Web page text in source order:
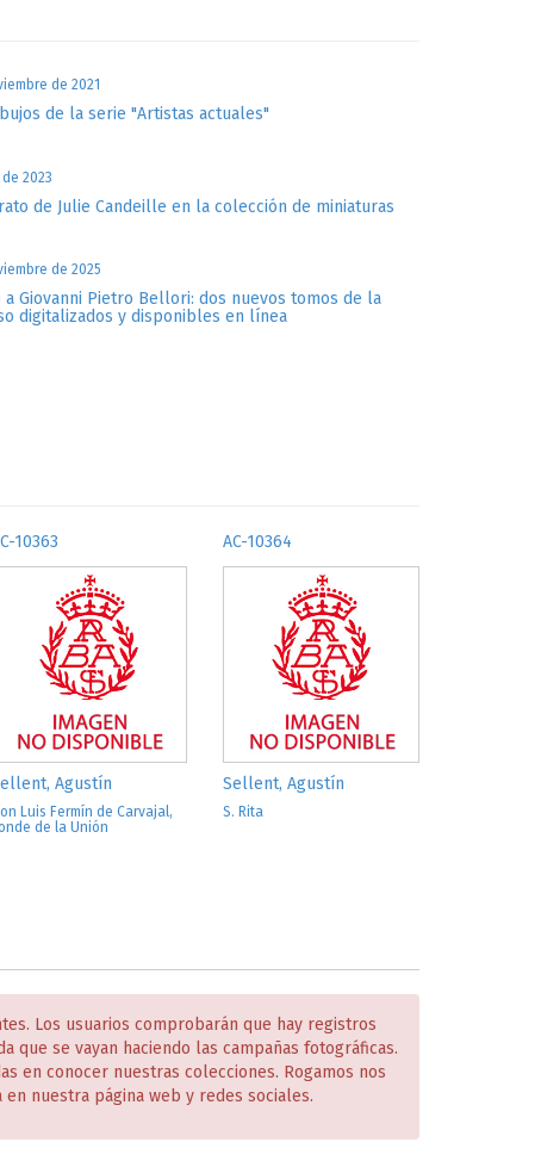
de 2021
de la serie "Artistas actuales"
2023
de Julie Candeille en la colección de miniaturas
de 2025
a Giovanni Pietro Bellori: dos nuevos tomos de la
digitalizados y disponibles en línea
10363
Agustín
Luis Fermín de Carvajal,
de la Unión
AC-10364
Sellent, Agustín
S. Rita
Los usuarios comprobarán que hay registros
que se vayan haciendo las campañas fotográficas.
en conocer nuestras colecciones. Rogamos nos
nuestra página web y redes sociales.